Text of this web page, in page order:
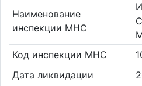
Наименование
инспекции МНС
Код инспекции МНС
Дата ликвидации